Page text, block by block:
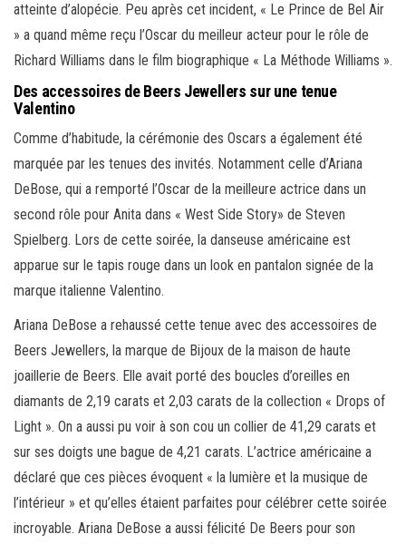
atteinte d’alopécie. Peu après cet incident, « Le Prince de Bel Air
» a quand même reçu l’Oscar du meilleur acteur pour le rôle de
Richard Williams dans le film biographique « La Méthode Williams ».
Des accessoires de Beers Jewellers sur une tenue
Valentino
Comme d’habitude, la cérémonie des Oscars a également été
marquée par les tenues des invités. Notamment celle d’Ariana
DeBose, qui a remporté l’Oscar de la meilleure actrice dans un
second rôle pour Anita dans « West Side Story» de Steven
Spielberg. Lors de cette soirée, la danseuse américaine est
apparue sur le tapis rouge dans un look en pantalon signée de la
marque italienne Valentino.
Ariana DeBose a rehaussé cette tenue avec des accessoires de
Beers Jewellers, la marque de Bijoux de la maison de haute
joaillerie de Beers. Elle avait porté des boucles d’oreilles en
diamants de 2,19 carats et 2,03 carats de la collection « Drops of
Light ». On a aussi pu voir à son cou un collier de 41,29 carats et
sur ses doigts une bague de 4,21 carats. L’actrice américaine a
déclaré que ces pièces évoquent « la lumière et la musique de
l’intérieur » et qu’elles étaient parfaites pour célébrer cette soirée
incroyable. Ariana DeBose a aussi félicité De Beers pour son